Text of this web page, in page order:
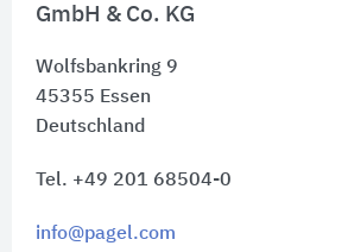
GmbH & Co. KG
Wolfsbankring 9
45355 Essen
Deutschland
Tel. +49 201 68504-0
info@pagel.com